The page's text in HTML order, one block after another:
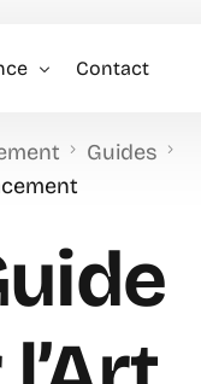
RH
Contact
Guides